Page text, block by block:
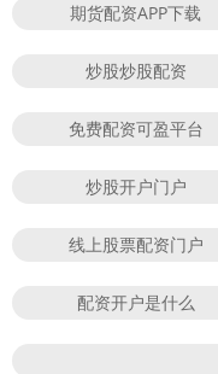
期货配资APP下载
炒股炒股配资
免费配资可盈平台
炒股开户门户
线上股票配资门户
配资开户是什么